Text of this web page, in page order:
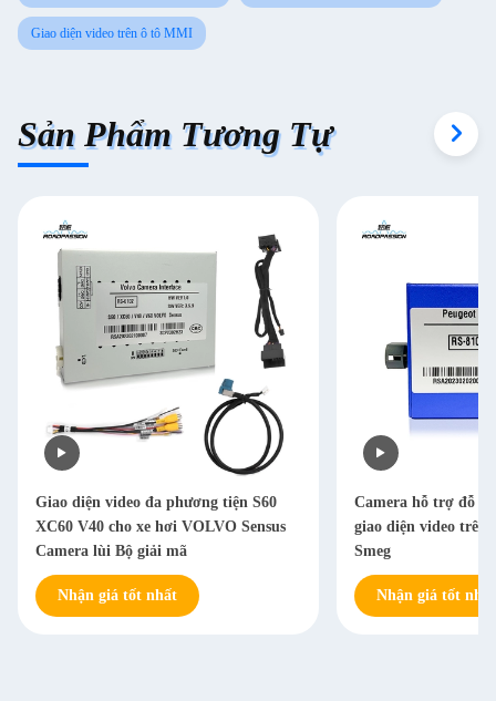
Giao diện video trên ô tô MMI
Sản Phẩm Tương Tự
Giao diện video đa phương tiện S60
XC60 V40 cho xe hơi VOLVO Sensus
Camera lùi Bộ giải mã
Nhận giá tốt nhất
Camera hỗ trợ đỗ
giao diện video trên
Smeg
Nhận giá tốt nhất